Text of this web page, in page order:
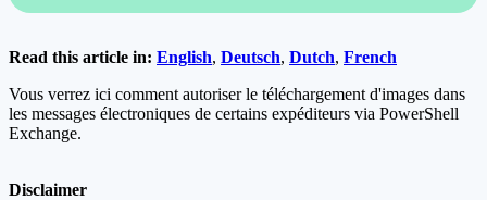
Read this article in: English, Deutsch, Dutch, French
Vous verrez ici comment autoriser le téléchargement d'images dans
les messages électroniques de certains expéditeurs via PowerShell
Exchange.
Disclaimer